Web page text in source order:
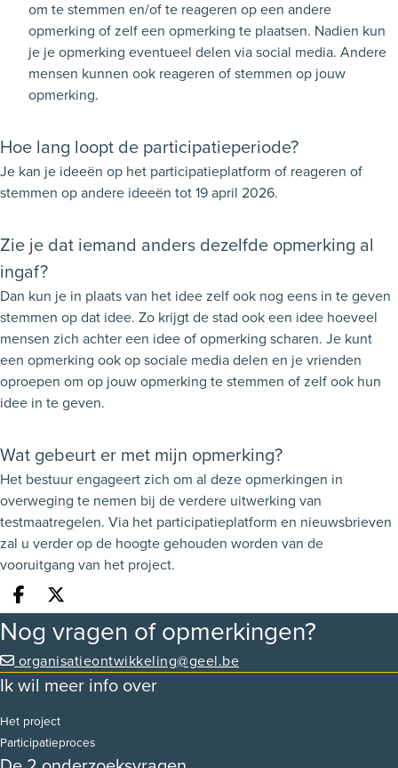
om te stemmen en/of te reageren op een andere
opmerking of zelf een opmerking te plaatsen. Nadien kun
je je opmerking eventueel delen via social media. Andere
mensen kunnen ook reageren of stemmen op jouw
opmerking.
Hoe lang loopt de participatieperiode?
Je kan je ideeën op het participatieplatform of reageren of
stemmen op andere ideeën tot 19 april 2026.
Zie je dat iemand anders dezelfde opmerking al
ingaf?
Dan kun je in plaats van het idee zelf ook nog eens in te geven
stemmen op dat idee. Zo krijgt de stad ook een idee hoeveel
mensen zich achter een idee of opmerking scharen. Je kunt
een opmerking ook op sociale media delen en je vrienden
oproepen om op jouw opmerking te stemmen of zelf ook hun
idee in te geven.
Wat gebeurt er met mijn opmerking?
Het bestuur engageert zich om al deze opmerkingen in
overweging te nemen bij de verdere uitwerking van
testmaatregelen. Via het participatieplatform en nieuwsbrieven
zal u verder op de hoogte gehouden worden van de
vooruitgang van het project.
Deel op facebook
Deel op X
Nog vragen of opmerkingen?
organisatieontwikkeling@geel.be
Ik wil meer info over
Het project
Participatieproces